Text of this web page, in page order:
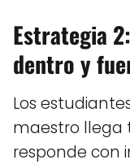
Estrategia
dentro y
Los
maestro llega
responde con